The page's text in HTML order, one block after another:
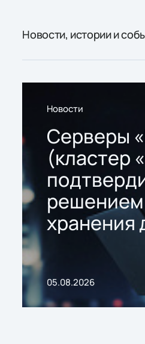
Новости, истории и
Новости
Серверы
(кластер
решением
хранения
05.08.2026